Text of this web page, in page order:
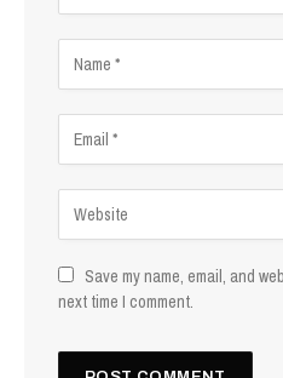
Save my name, email, and
next time I comment.